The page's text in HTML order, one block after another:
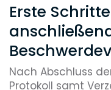
Erste
Nach Abschluss
Protokoll samt